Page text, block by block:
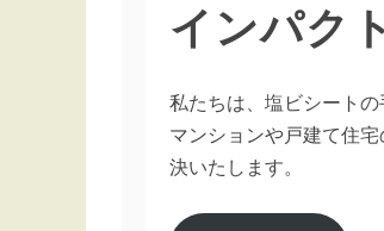
インパク
私たちは、塩ビシート
マンションや戸建て住
決いたします。